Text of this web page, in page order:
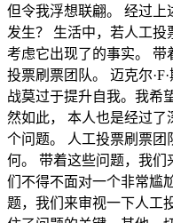
但令我浮想联翩。 经过上
发生？ 生活中，若人工
考虑它出现了的事实。 带
投票刷票团队。 迈克尔
战莫过于提升自我。我希
然如此， 本人也是经过
个问题。 人工投票刷票团
何。 带着这些问题，我们
们不得不面对一个非常尴
题，我们来审视一下人工